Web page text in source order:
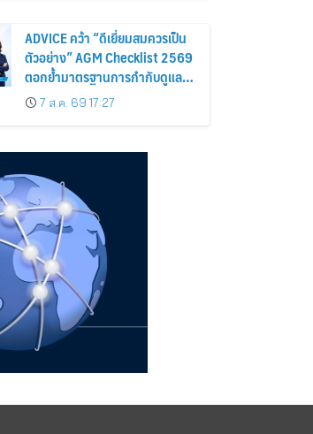
ADVICE คว้า “ดีเยี่ยมสมควรเป็น
ตัวอย่าง” AGM Checklist 2569
ตอกย้ำมาตรฐานการกำกับดูแล
กิจการที่ดี
7 ส.ค. 69 17:27